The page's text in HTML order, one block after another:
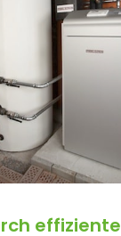
effiziente